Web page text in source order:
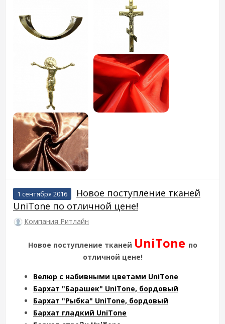
1 сентября 2016
Новое поступление тканей
UniTone по отличной цене!
Компания Ритлайн
Новое поступление тканей UniTone по
отличной цене!
Велюр с набивными цветами UniTone
Бархат "Барашек" UniTone, бордовый
Бархат "Рыбка" UniTone, бордовый
Бархат гладкий UniTone